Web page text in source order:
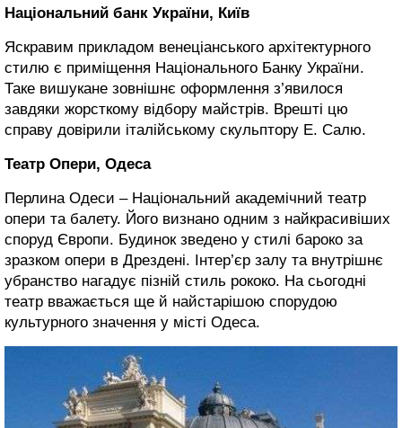
Національний банк України, Київ
Яскравим прикладом венеціанського архітектурного
стилю є приміщення Національного Банку України.
Таке вишукане зовнішнє оформлення з’явилося
завдяки жорсткому відбору майстрів. Врешті цю
справу довірили італійському скульптору Е. Салю.
Театр Опери, Одеса
Перлина Одеси – Національний академічний театр
опери та балету. Його визнано одним з найкрасивіших
споруд Європи. Будинок зведено у стилі бароко за
зразком опери в Дрездені. Інтер’єр залу та внутрішнє
убранство нагадує пізній стиль рококо. На сьогодні
театр вважається ще й найстарішою спорудою
культурного значення у місті Одеса.